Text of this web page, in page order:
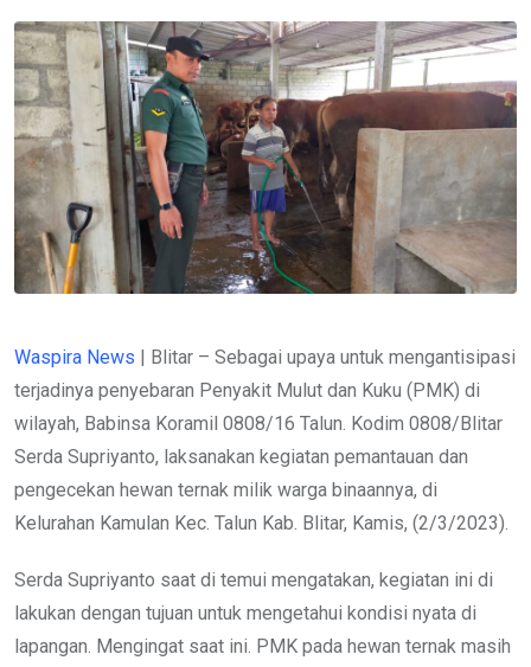
Waspira News | Blitar – Sebagai upaya untuk mengantisipasi
terjadinya penyebaran Penyakit Mulut dan Kuku (PMK) di
wilayah, Babinsa Koramil 0808/16 Talun. Kodim 0808/Blitar
Serda Supriyanto, laksanakan kegiatan pemantauan dan
pengecekan hewan ternak milik warga binaannya, di
Kelurahan Kamulan Kec. Talun Kab. Blitar, Kamis, (2/3/2023).
Serda Supriyanto saat di temui mengatakan, kegiatan ini di
lakukan dengan tujuan untuk mengetahui kondisi nyata di
lapangan. Mengingat saat ini. PMK pada hewan ternak masih